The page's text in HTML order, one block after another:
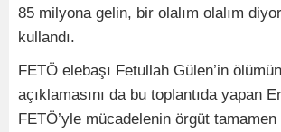
85 milyona gelin, bir olalım olalım
kullandı.
FETÖ elebaşı Fetullah Gülen’in
açıklamasını da bu toplantıda yapan
FETÖ’yle mücadelenin örgüt